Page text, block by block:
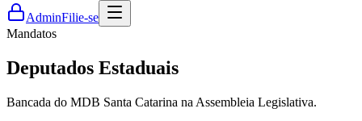
AdminFilie-se
Mandatos
Deputados Estaduais
Bancada do MDB Santa Catarina na Assembleia Legislativa.